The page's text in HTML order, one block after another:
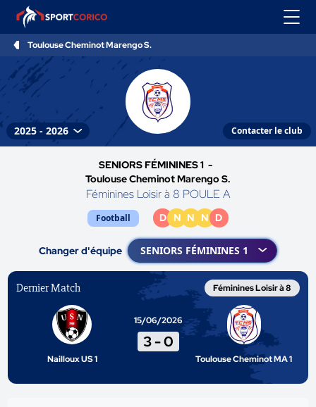
Toulouse Cheminot Marengo S.
Contacter le club
SENIORS FÉMININES 1 -
Toulouse Cheminot Marengo S.
Féminines Loisir à 8 POULE A
Football D N N N D
Changer d'équipe
Dernier Match Féminines Loisir à 8
Nailloux US 1
15/06/2026
3-0
Toulouse Cheminot MA 1